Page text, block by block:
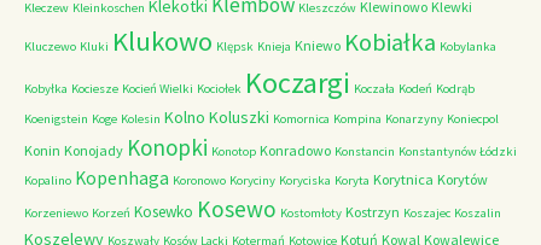
Kleczew Kleinkoschen Klekotki Kleszczów Klewinowo Klewki
Kluczewo Kluki Klukowo Klępsk Knieja Kniewo Kobiałka Kobylanka
Kobyłka Kociesze Kocień Wielki Kociołek Koczargi Koczała Kodeń Kodrąb
Koenigstein Koge Kolesin Kolno Koluszki Komornica Kompina Konarzyny Koniecpol
Konin Konojady Konopki Konotop Konradowo Konstancin Konstantynów Łódzki
Kopalino Kopenhaga Koronowo Koryciny Koryciska Koryta Korytnica Korytów
Korzeniewo Korzeń Kosewko Kosewo Kostomłoty Kostrzyn Koszajec Koszalin
Koszelewy Koszwały Kosów Lacki Kotermań Kotowice Kotuń Kowal Kowalewice